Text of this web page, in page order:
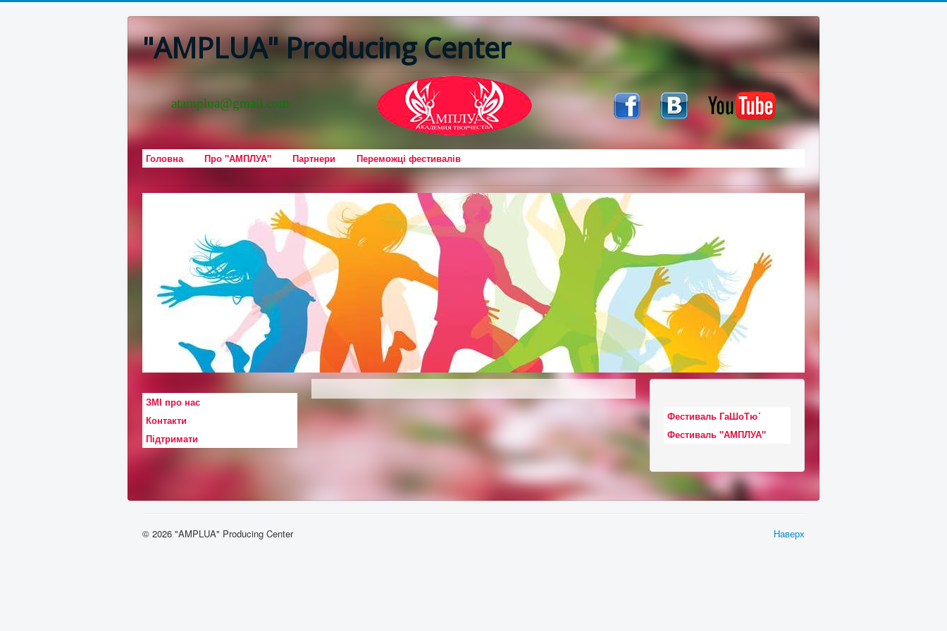
"AMPLUA" Producing Center
atamplua@gmail.com
Головна Про "АМПЛУА" Партнери Переможці фестивалів
ЗМІ про нас
Контакти
Підтримати
Фестиваль ГаШоТю´
Фестиваль "АМПЛУА"
Наверх
© 2026 "AMPLUA" Producing Center